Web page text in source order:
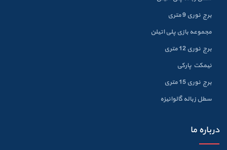
برج نوری 9 متری
مجموعه بازی پلی اتیلن
برج نوری 12 متری
نیمکت پارکی
برج نوری 15 متری
سطل زباله گالوانيزه
درباره ما